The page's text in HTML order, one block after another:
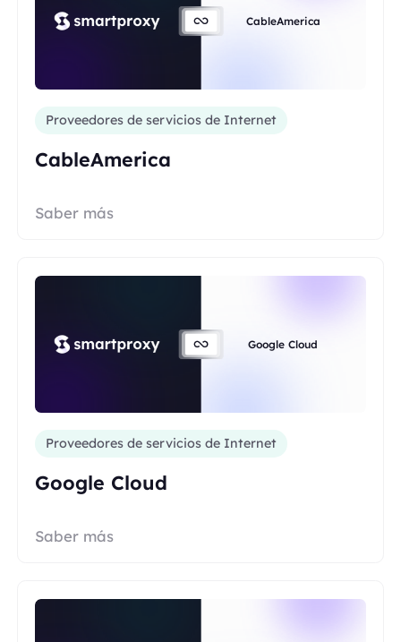
CableAmerica
Proveedores de servicios de Internet
CableAmerica
Saber más
Google Cloud
Proveedores de servicios de Internet
Google Cloud
Saber más